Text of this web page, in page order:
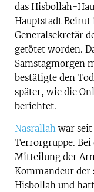
das Hisbollah-
Hauptstadt Beirut
Generalsekretär
getötet worden.
Samstagmorgen
bestätigte den
später, wie die
berichtet.
Nasrallah war seit
Terrorgruppe.
Mitteilung der
Kommandeur der
Hisbollah und